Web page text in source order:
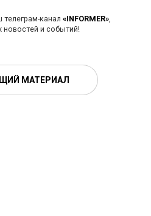
канал «INFORMER»,
новостей и событий!
МАТЕРИАЛ